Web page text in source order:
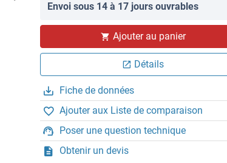
Envoi sous 14 à 17 jours ouvrables
Ajouter au panier
Détails
Fiche de données
Ajouter aux Liste de comparaison
Poser une question technique
Obtenir un devis